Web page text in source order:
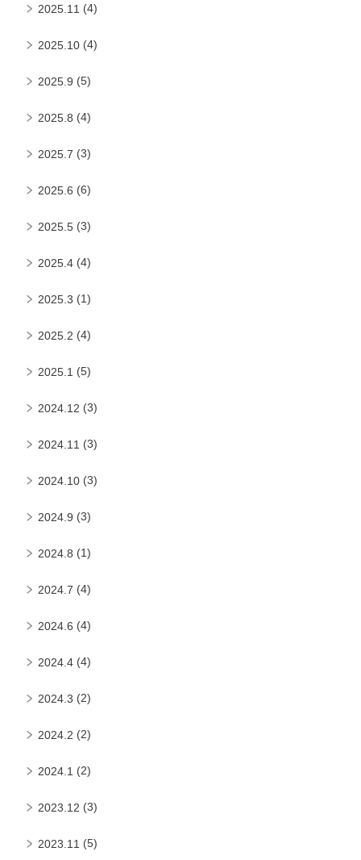
2025.11 (4)
2025.10 (4)
2025.9 (5)
2025.8 (4)
2025.7 (3)
2025.6 (6)
2025.5 (3)
2025.4 (4)
2025.3 (1)
2025.2 (4)
2025.1 (5)
2024.12 (3)
2024.11 (3)
2024.10 (3)
2024.9 (3)
2024.8 (1)
2024.7 (4)
2024.6 (4)
2024.4 (4)
2024.3 (2)
2024.2 (2)
2024.1 (2)
2023.12 (3)
2023.11 (5)